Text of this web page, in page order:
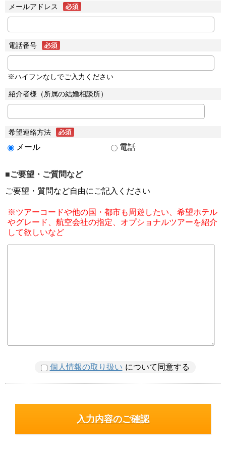
メールアドレス
電話番号
※ハイフンなしでご入力ください
紹介者様（所属の結婚相談所）
希望連絡方法
メール 電話
■ご要望・ご質問など
ご要望・質問など自由にご記入ください
※ツアーコードや他の国・都市も周遊したい、希望ホテル
やグレード、航空会社の指定、オプショナルツアーを紹介
して欲しいなど
個人情報の取り扱い について同意する